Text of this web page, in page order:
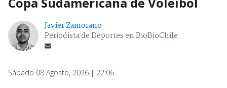
Javier Zamorano
Periodista de Deportes en BioBioChile
Sábado 08 Agosto, 2026 | 22:06